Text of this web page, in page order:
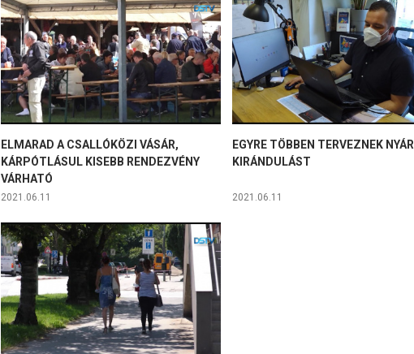
ELMARAD A CSALLÓKÖZI VÁSÁR,
KÁRPÓTLÁSUL KISEBB RENDEZVÉNY
VÁRHATÓ
2021.06.11
EGYRE TÖBBEN TERVEZNEK NYÁRI
KIRÁNDULÁST
2021.06.11